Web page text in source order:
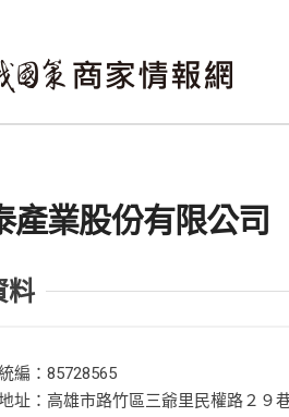
產業股份有限公司
料
編：85728565
址：高雄市路竹區三爺里民權路２９